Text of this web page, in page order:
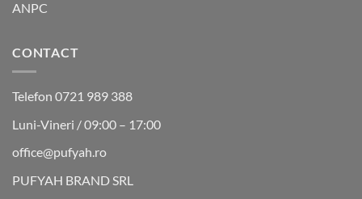
ANPC
CONTACT
Telefon 0721 989 388
Luni-Vineri / 09:00 – 17:00
office@pufyah.ro
PUFYAH BRAND SRL